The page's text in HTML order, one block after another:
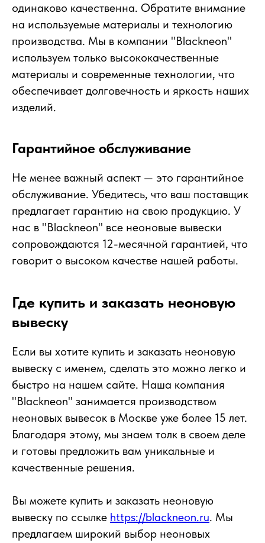
одинаково качественна. Обратите внимание
на используемые материалы и технологию
производства. Мы в компании "Blackneon"
используем только высококачественные
материалы и современные технологии, что
обеспечивает долговечность и яркость наших
изделий.
Гарантийное обслуживание
Не менее важный аспект — это гарантийное
обслуживание. Убедитесь, что ваш поставщик
предлагает гарантию на свою продукцию. У
нас в "Blackneon" все неоновые вывески
сопровождаются 12-месячной гарантией, что
говорит о высоком качестве нашей работы.
Где купить и заказать неоновую
вывеску
Если вы хотите купить и заказать неоновую
вывеску с именем, сделать это можно легко и
быстро на нашем сайте. Наша компания
"Blackneon" занимается производством
неоновых вывесок в Москве уже более 15 лет.
Благодаря этому, мы знаем толк в своем деле
и готовы предложить вам уникальные и
качественные решения.
Вы можете купить и заказать неоновую
вывеску по ссылке https://blackneon.ru. Мы
предлагаем широкий выбор неоновых